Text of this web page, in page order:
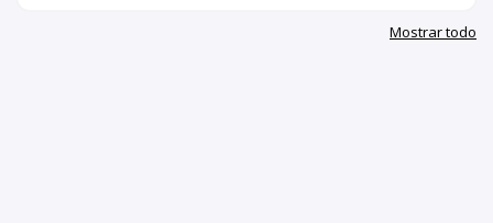
Mostrar todo